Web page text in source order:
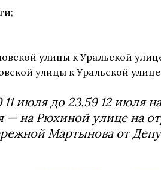
улицы к Уральской
улицы к Уральской
июля до 23.59 12 июля
— на Рюхиной улице на
Мартынова от